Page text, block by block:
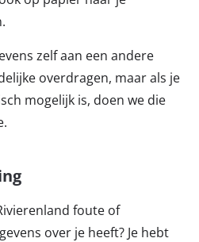
zelf aan een andere
overdragen, maar als je
mogelijk is, doen we die
foute of
over je heeft? Je hebt